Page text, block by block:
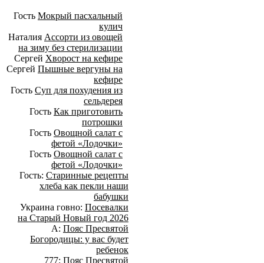
Гость Мокрый пасхальный
кулич
Наталия Ассорти из овощей
на зиму без стерилизации
Сергей Хворост на кефире
Сергей Пышные вергуны на
кефире
Гость Суп для похудения из
сельдерея
Гость Как приготовить
потрошки
Гость Овощной салат с
фетой «Лодочки»
Гость Овощной салат с
фетой «Лодочки»
Гость: Старинные рецепты
хлеба как пекли наши
бабушки
Украина говно: Посевалки
на Старый Новый год 2026
А: Пояс Пресвятой
Богородицы: у вас будет
ребенок
777: Пояс Пресвятой